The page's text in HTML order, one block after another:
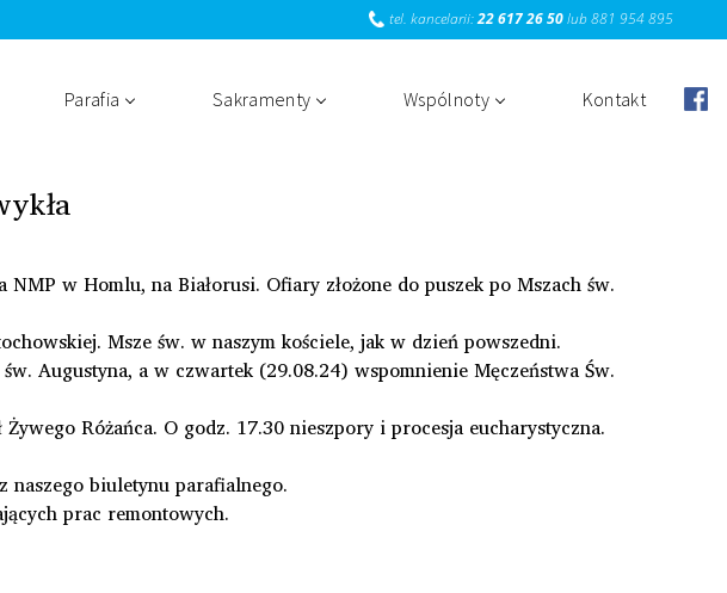
tel. kancelarii:22 617 26 50lub881 954 895
Parafia Sakramenty Wspólnoty Kontakt
w Homlu, na Białorusi. Ofiary złożone do puszek po Mszach św.
Msze św. w naszym kościele, jak w dzień powszedni.
Augustyna, a w czwartek (29.08.24) wspomnienie Męczeństwa Św.
Różańca. O godz. 17.30 nieszpory i procesja eucharystyczna.
naszego biuletynu parafialnego.
prac remontowych.